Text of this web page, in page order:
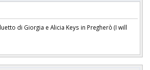
di Giorgia e Alicia Keys in Pregherò (I will